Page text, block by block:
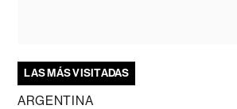
LAS MÁS VISITADAS
ARGENTINA